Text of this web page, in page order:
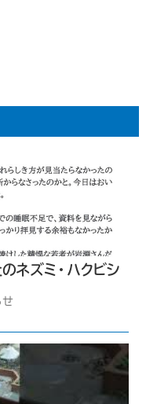
のネズミ・ハクビシ
せ